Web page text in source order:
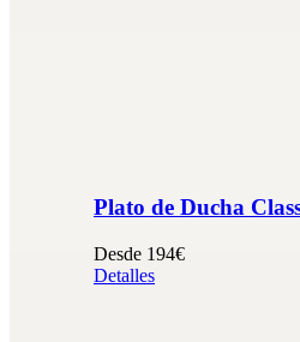
Plato de Ducha
Desde 194€
Detalles